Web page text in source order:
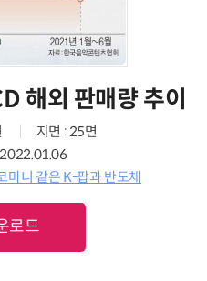
해외 판매량 추이
지면 : 25면
마니 같은 K-팝과 반도체
로드